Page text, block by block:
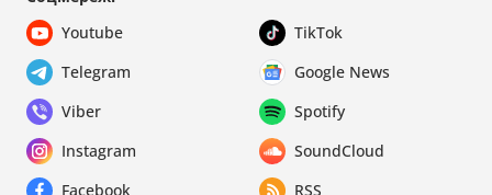
Youtube
TikTok
Telegram
Google News
Viber
Spotify
Instagram
SoundCloud
Facebook
RSS